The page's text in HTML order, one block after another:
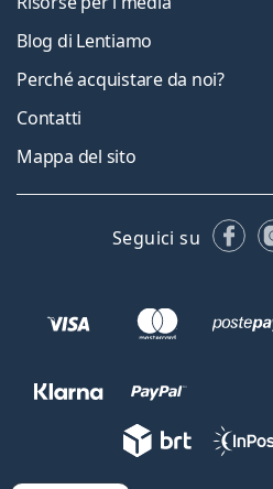
Blog di Lentiamo
Perché acquistare da noi?
Contatti
Mappa del sito
Seguici su